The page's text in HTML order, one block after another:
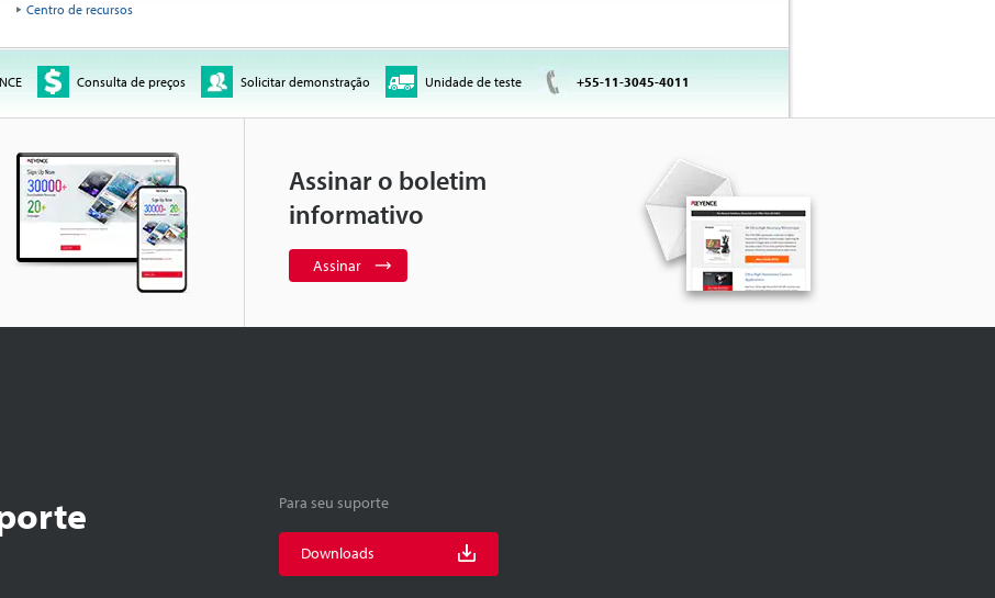
Centro de recursos
Consulta de preços Solicitar demonstração Unidade de teste +55-11-3045-4011
Assinar o boletim
informativo
Assinar
Para seu suporte
Downloads